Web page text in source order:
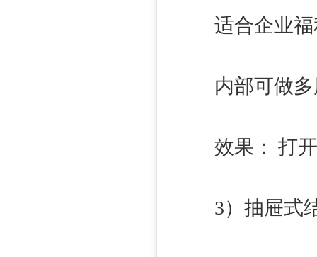
适合企业福
内部可做多
效果： 打开
3）抽屉式结